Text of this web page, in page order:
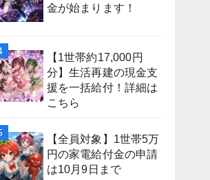
金が始まります！
【1世帯約17,000円
分】生活再建の現金支
援を一括給付！詳細は
こちら
【全員対象】1世帯5万
円の家電給付金の申請
は10月9日まで